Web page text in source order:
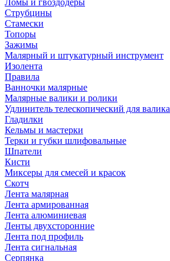
Ломы и гвоздодеры
Струбцины
Стамески
Топоры
Зажимы
Малярный и штукатурный инструмент
Изолента
Правила
Ванночки малярные
Малярные валики и ролики
Удлинитель телескопический для валика
Гладилки
Кельмы и мастерки
Терки и губки шлифовальные
Шпатели
Кисти
Миксеры для смесей и красок
Скотч
Лента малярная
Лента армированная
Лента алюминиевая
Ленты двухсторонние
Лента под профиль
Лента сигнальная
Серпянка